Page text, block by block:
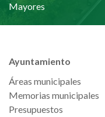
Mayores
Ayuntamiento
Áreas municipales
Memorias municipales
Presupuestos